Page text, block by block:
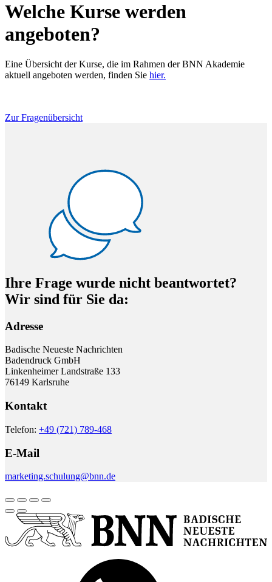
Welche Kurse werden
angeboten?
Eine Übersicht der Kurse, die im Rahmen der BNN Akademie
aktuell angeboten werden, finden Sie hier.
Zur Fragenübersicht
Ihre Frage wurde nicht beantwortet?
Wir sind für Sie da:
Adresse
Badische Neueste Nachrichten
Badendruck GmbH
Linkenheimer Landstraße 133
76149 Karlsruhe
Kontakt
Telefon: +49 (721) 789-468
E-Mail
marketing.schulung@bnn.de